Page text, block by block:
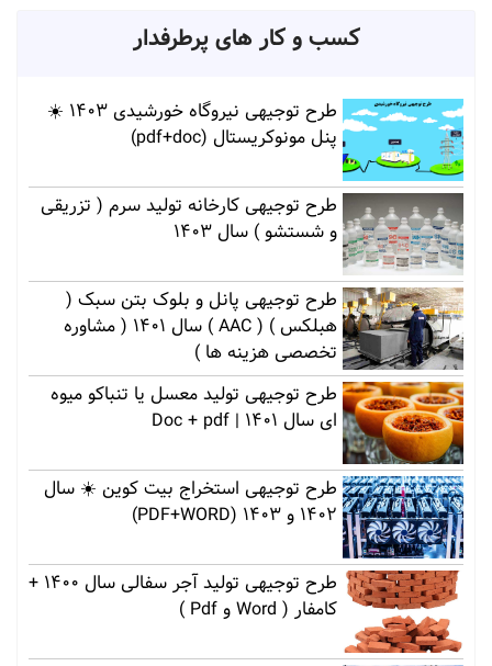
کسب و کار های پرطرفدار
طرح توجیهی نیروگاه خورشیدی 1403 ☀️
پنل مونوکریستال (pdf+doc)
طرح توجیهی کارخانه تولید سرم ( تزریقی
و شستشو ) سال 1403
طرح توجیهی پانل و بلوک بتن سبک (
هبلکس ) ( AAC ) سال 1401 ( مشاوره
تخصصی هزینه ها )
طرح توجیهی تولید معسل یا تنباکو میوه
ای سال 1401 | Doc + pdf
طرح توجیهی استخراج بیت کوین ☀️ سال
1402 و 1403 (PDF+WORD)
طرح توجیهی تولید آجر سفالی سال 1400 +
کامفار ( Word و Pdf )